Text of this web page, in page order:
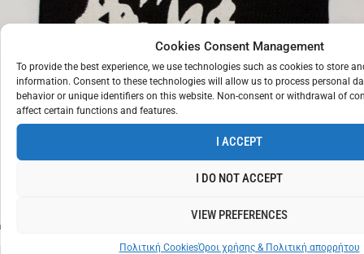
Cookies Consent Management
To provide the best experience, we use technologies such as cookies to store
information. Consent to these technologies will allow us to process personal
behavior or unique identifiers on this website. Non-consent or withdrawal of
affect certain functions and features.
I ACCEPT
I DO NOT ACCEPT
VIEW PREFERENCES
Πολιτική CookiesΌροι χρήσης & Πολιτική απορρήτου
OH